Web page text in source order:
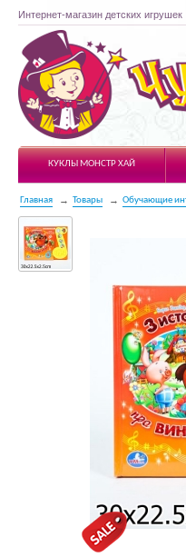
Интернет-магазин детских игрушек
Чудесарик
КУКЛЫ МОНСТР ХАЙ
Главная Товары Обучающие